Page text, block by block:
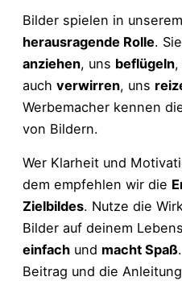
Bilder spielen in
herausragende Rolle.
anziehen, uns beflügeln,
auch verwirren, uns
Werbemacher kennen
von Bildern.
Wer Klarheit und
dem empfehlen wir die
Zielbildes. Nutze die
Bilder auf deinem
einfach und macht Spaß
Beitrag und die